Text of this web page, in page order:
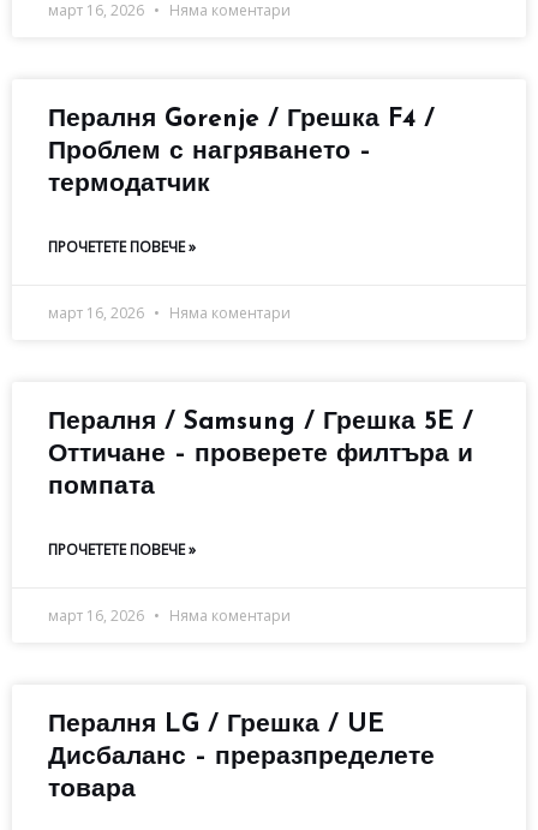
март 16, 2026 Няма коментари
Пералня Gorenje / Грешка F4 /
Проблем с нагряването –
термодатчик
ПРОЧЕТЕТЕ ПОВЕЧЕ »
март 16, 2026 Няма коментари
Пералня / Samsung / Грешка 5E /
Оттичане – проверете филтъра и
помпата
ПРОЧЕТЕТЕ ПОВЕЧЕ »
март 16, 2026 Няма коментари
Пералня LG / Грешка / UE
Дисбаланс – преразпределете
товара